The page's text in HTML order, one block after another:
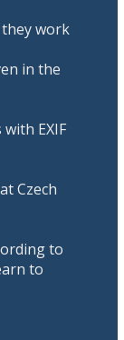
work
in the
EXIF
Czech
to
to